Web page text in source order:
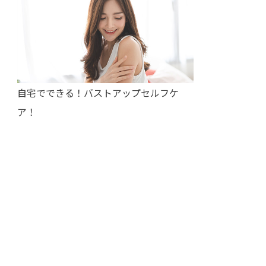
自宅でできる！バストアップセルフケ
ア！